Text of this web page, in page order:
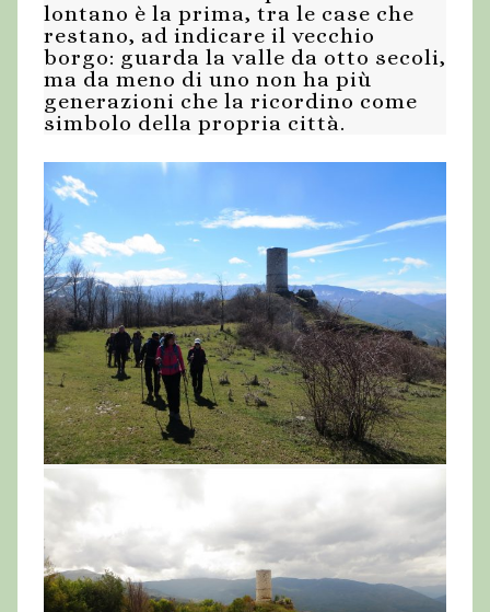
lontano è la prima, tra le case che
restano, ad indicare il vecchio
borgo: guarda la valle da otto secoli,
ma da meno di uno non ha più
generazioni che la ricordino come
simbolo della propria città.